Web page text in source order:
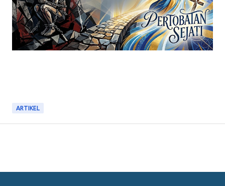
ARTIKEL